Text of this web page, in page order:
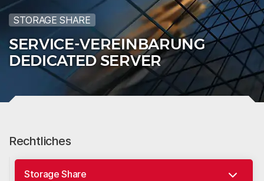
STORAGE SHARE
SERVICE-VEREINBARUNG
DEDICATED SERVER
Rechtliches